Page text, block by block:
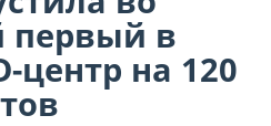
первый в
центр на 120